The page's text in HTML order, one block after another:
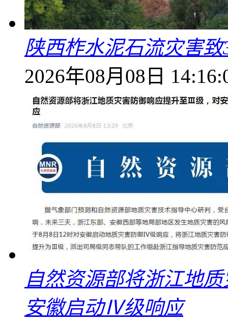
陕西柞水泥石流灾害
2026年08月08日
自然资源部将浙江地
安徽启动Ⅳ级响应